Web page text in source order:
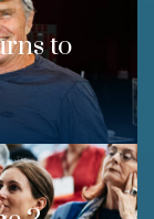
to